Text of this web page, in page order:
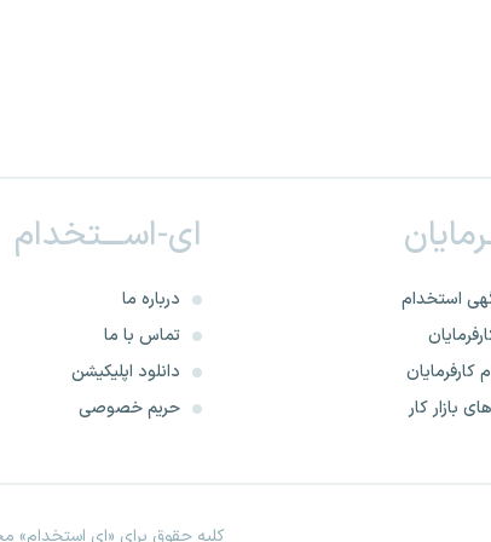
استخدام
کارفرمایان
بازار کار
ای-اســـتخدام
درباره ما
تماس با ما
دانلود اپلیکیشن
حریم خصوصی
کلیه حقوق برای «ای استخدام»